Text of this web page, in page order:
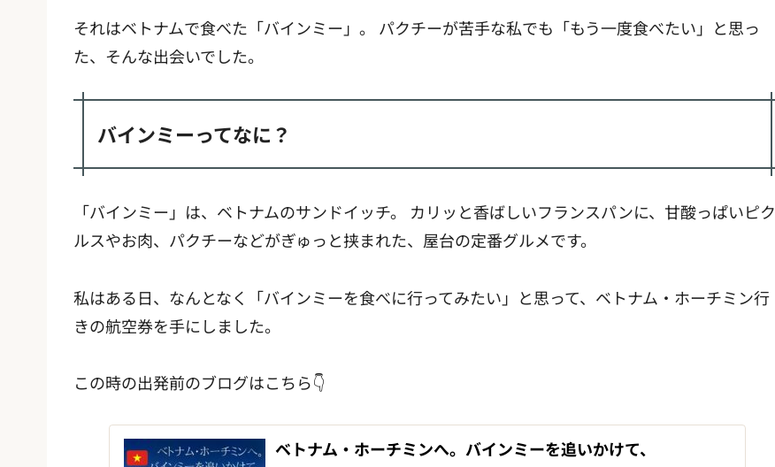
それはベトナムで食べた「バインミー」。 パクチーが苦手な私でも「もう一度食べたい」と思っ
た、そんな出会いでした。
バインミーってなに？
「バインミー」は、ベトナムのサンドイッチ。 カリッと香ばしいフランスパンに、甘酸っぱいピク
ルスやお肉、パクチーなどがぎゅっと挟まれた、屋台の定番グルメです。
私はある日、なんとなく「バインミーを食べに行ってみたい」と思って、ベトナム・ホーチミン行
きの航空券を手にしました。
この時の出発前のブログはこちら👇
ベトナム・ホーチミンへ。バインミーを追いかけて、